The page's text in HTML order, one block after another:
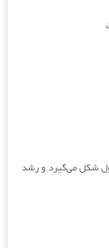
شکل می‌گیرد و رشد